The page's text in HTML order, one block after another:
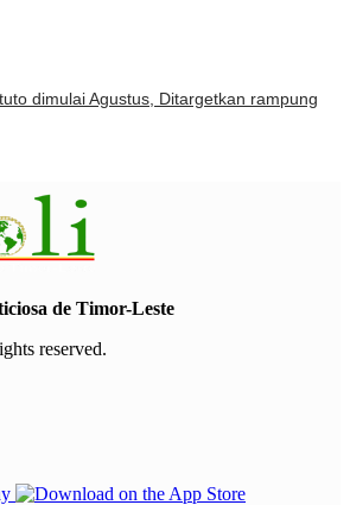
dimulai Agustus, Ditargetkan rampung
de Timor-Leste
reserved.